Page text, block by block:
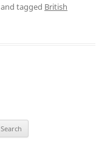
and tagged British